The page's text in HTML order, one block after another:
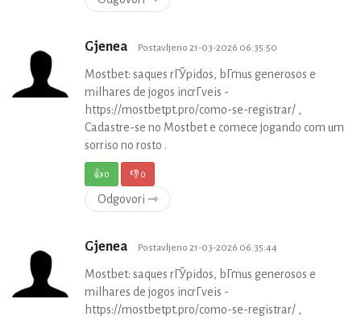
Gjenea Postavljeno 21-03-2026 06:35:50
Mostbet: saques rГЎpidos, bГґnus generosos e
milhares de jogos incrГ­veis -
https://mostbetpt.pro/como-se-registrar/ ,
Cadastre-se no Mostbet e comece jogando com um
sorriso no rosto .
👍0 👎0
Odgovori ⇾
Gjenea Postavljeno 21-03-2026 06:35:44
Mostbet: saques rГЎpidos, bГґnus generosos e
milhares de jogos incrГ­veis -
https://mostbetpt.pro/como-se-registrar/ ,